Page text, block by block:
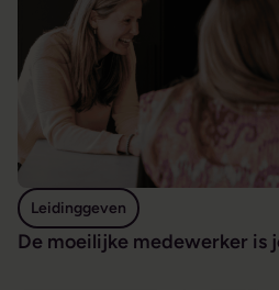
De moeilijke medewerker is
Leidinggeven